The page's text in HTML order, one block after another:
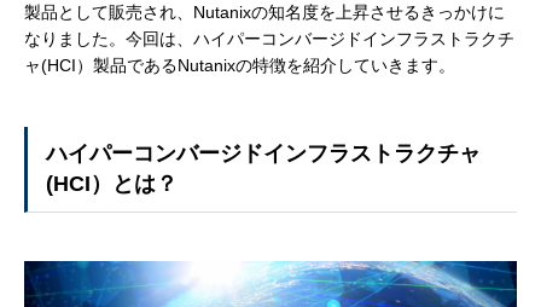
製品として販売され、Nutanixの知名度を上昇させるきっかけに
なりました。今回は、ハイパーコンバージドインフラストラクチ
ャ(HCI）製品であるNutanixの特徴を紹介していきます。
ハイパーコンバージドインフラストラクチャ
(HCI）とは？